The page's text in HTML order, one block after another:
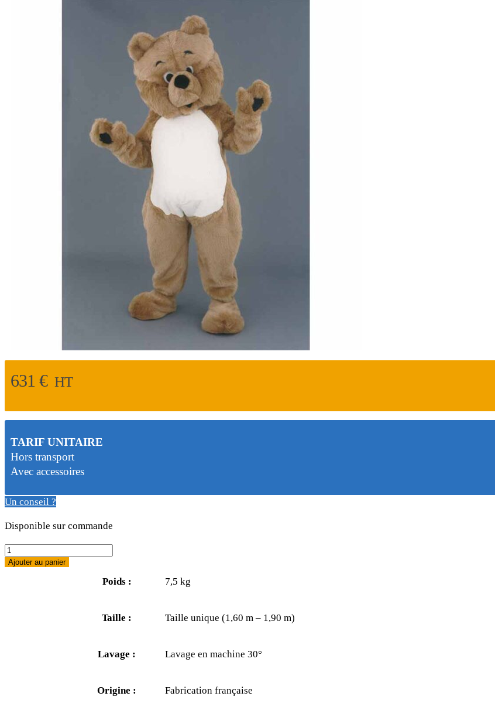
631 € HT
TARIF UNITAIRE
Hors transport
Avec accessoires
Un conseil ?
Disponible sur commande
Ajouter au panier
Poids : 7,5 kg
Taille : Taille unique (1,60 m – 1,90 m)
Lavage : Lavage en machine 30°
Origine : Fabrication française